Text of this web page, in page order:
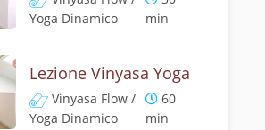
Yoga Dinamico
min
Lezione Vinyasa Yoga
Vinyasa Flow /
Yoga Dinamico
60
min